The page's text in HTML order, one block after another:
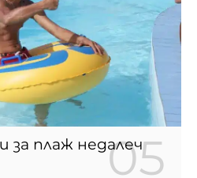
за плаж недалеч